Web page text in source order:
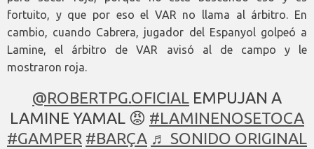
fortuito, y que por eso el VAR no llama al árbitro. En
cambio, cuando Cabrera, jugador del Espanyol golpeó a
Lamine, el árbitro de VAR avisó al de campo y le
mostraron roja.
@ROBERTPG.OFICIAL EMPUJAN A
LAMINE YAMAL 😡 #LAMINENOSETOCA
#GAMPER #BARÇA ♬ SONIDO ORIGINAL